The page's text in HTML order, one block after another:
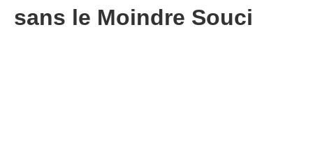
sans le Moindre Souci